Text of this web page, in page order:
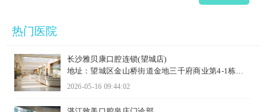
热门医院
长沙雅贝康口腔连锁(望城店)
地址：望城区金山桥街道金地三千府商业第4-1栋三
2026-05-16 09:44:02